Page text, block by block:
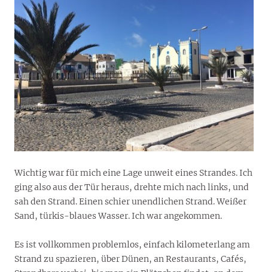
Wichtig war für mich eine Lage unweit eines Strandes. Ich
ging also aus der Tür heraus, drehte mich nach links, und
sah den Strand. Einen schier unendlichen Strand. Weißer
Sand, türkis-blaues Wasser. Ich war angekommen.
Es ist vollkommen problemlos, einfach kilometerlang am
Strand zu spazieren, über Dünen, an Restaurants, Cafés,